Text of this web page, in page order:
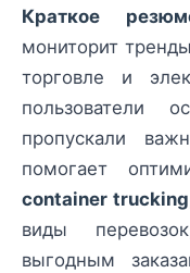
Краткое
мониторит
торговле и
пользователи
пропускали
помогает
container trucking
виды
выгодным